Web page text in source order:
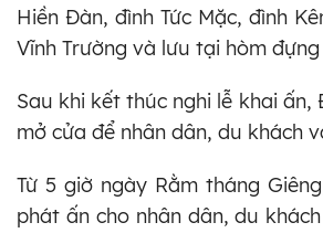
Hiền Đàn, đình Tức Mặc, đình
Vĩnh Trường và lưu tại hòm
Sau khi kết thúc nghi lễ khai ấn,
mở cửa để nhân dân, du khách
Từ 5 giờ ngày Rằm tháng
phát ấn cho nhân dân, du